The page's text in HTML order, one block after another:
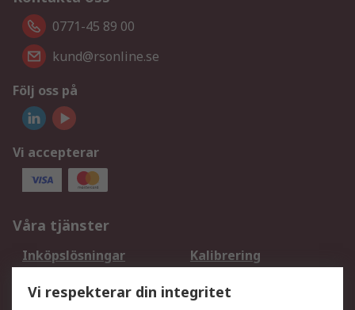
0771-45 89 00
kund@rsonline.se
Följ oss på
Vi accepterar
Våra tjänster
Inköpslösningar
Kalibrering
DesignSpark
Teknisk Support
Vi respekterar din integritet